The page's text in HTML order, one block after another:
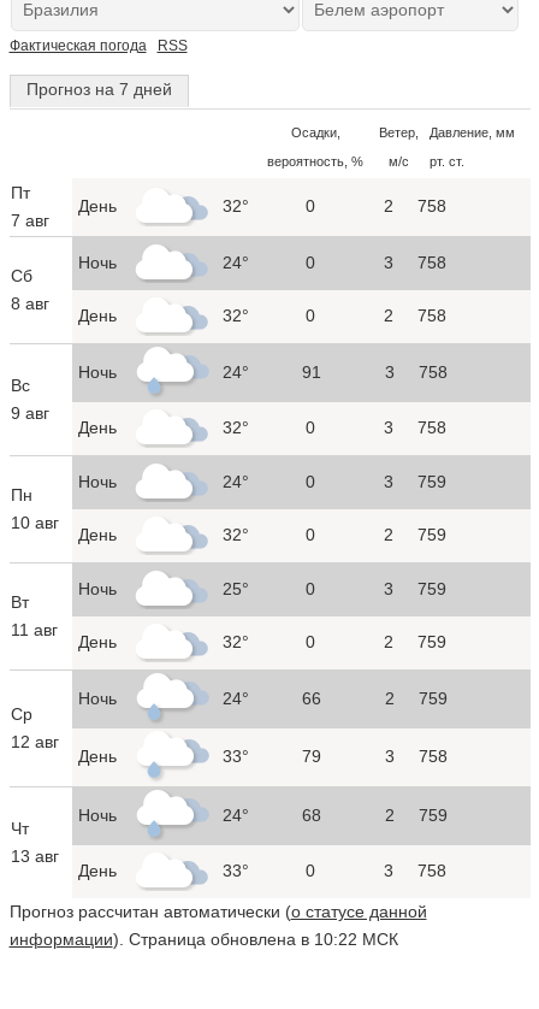
Фактическая погода RSS
Прогноз на 7 дней
Осадки,
вероятность, %
Ветер,
м/с
Давление, мм
рт. ст.
Пт
7 авг
День 32° 0 2 758
Сб
8 авг
Ночь 24° 0 3 758
День 32° 0 2 758
Вс
9 авг
Ночь 24° 91 3 758
День 32° 0 3 758
Пн
10 авг
Ночь 24° 0 3 759
День 32° 0 2 759
Вт
11 авг
Ночь 25° 0 3 759
День 32° 0 2 759
Ср
12 авг
Ночь 24° 66 2 759
День 33° 79 3 758
Чт
13 авг
Ночь 24° 68 2 759
День 33° 0 3 758
Прогноз рассчитан автоматически (о статусе данной
информации). Страница обновлена в 10:22 МСК